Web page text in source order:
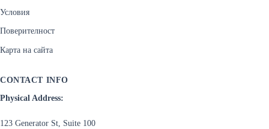
Условия
Поверителност
Карта на сайта
CONTACT INFO
Physical Address:
123 Generator St, Suite 100